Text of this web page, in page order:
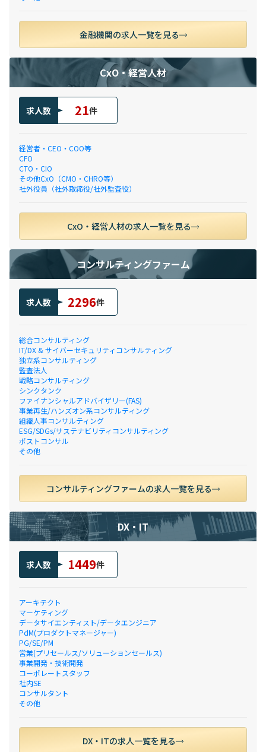
金融機関の求人一覧を見る
CxO・経営人材
求人数 21件
経営者・CEO・COO等
CFO
CTO・CIO
その他CxO（CMO・CHRO等）
社外役員（社外取締役/社外監査役）
CxO・経営人材の求人一覧を見る
コンサルティングファーム
求人数 2296件
総合コンサルティング
IT/DX & サイバーセキュリティコンサルティング
独立系コンサルティング
監査法人
戦略コンサルティング
シンクタンク
ファイナンシャルアドバイザリー(FAS)
事業再生/ハンズオン系コンサルティング
組織人事コンサルティング
ESG/SDGs/サステナビリティコンサルティング
ポストコンサル
その他
コンサルティングファームの求人一覧を見る
DX・IT
求人数 1449件
アーキテクト
マーケティング
データサイエンティスト/データエンジニア
PdM(プロダクトマネージャー)
PG/SE/PM
営業(プリセールス/ソリューションセールス)
事業開発・技術開発
コーポレートスタッフ
社内SE
コンサルタント
その他
DX・ITの求人一覧を見る